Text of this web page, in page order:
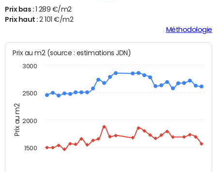
Prix bas :
1 289 €/m2
Prix haut :2 101 €/m2
Méthodologie
Prix au m2
Prix au m2 (source : estimations JDN)
1500
2000
2500
3000